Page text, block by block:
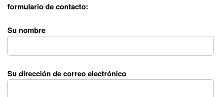
formulario de contacto:
Su nombre
Su dirección de correo electrónico